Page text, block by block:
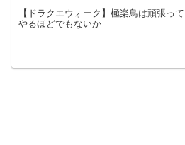
【ドラクエウォーク】極楽鳥は頑張って
やるほどでもないか